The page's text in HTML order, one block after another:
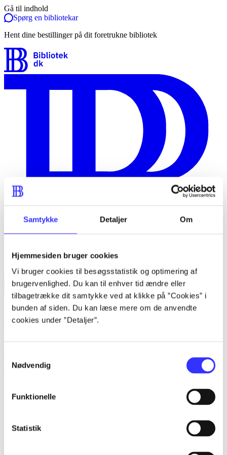
Samtykke Detaljer Om
Hjemmesiden bruger cookies
Vi bruger cookies til besøgsstatistik og optimering af
brugervenlighed. Du kan til enhver tid ændre eller
tilbagetrække dit samtykke ved at klikke på ”Cookies” i
bunden af siden. Du kan læse mere om de anvendte
cookies under ”Detaljer”.
Nødvendig
Funktionelle
Statistik
Gå til indhold
Spørg en bibliotekar
Hent dine bestillinger på dit foretrukne bibliotek
ForsideBøgerArtikler FilmMusik SpilNoder Søg
Søg
Menu
Siden blev ikke fundet
Den ønskede side findes ikke. Prøv at søge, eller find hjælp via